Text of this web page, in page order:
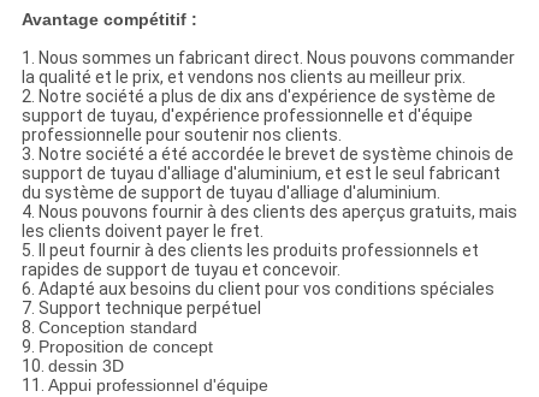
Avantage compétitif :
1. Nous sommes un fabricant direct. Nous pouvons commander
la qualité et le prix, et vendons nos clients au meilleur prix.
2. Notre société a plus de dix ans d'expérience de système de
support de tuyau, d'expérience professionnelle et d'équipe
professionnelle pour soutenir nos clients.
3. Notre société a été accordée le brevet de système chinois de
support de tuyau d'alliage d'aluminium, et est le seul fabricant
du système de support de tuyau d'alliage d'aluminium.
4. Nous pouvons fournir à des clients des aperçus gratuits, mais
les clients doivent payer le fret.
5.
Il peut fournir à des clients les produits professionnels et
rapides de support de tuyau et concevoir.
6. Adapté aux besoins du client pour vos conditions spéciales
7. Support technique perpétuel
8. Conception standard
9. Proposition de concept
10. dessin 3D
11. Appui professionnel d'équipe